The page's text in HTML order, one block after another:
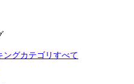
ングカテゴリすべて